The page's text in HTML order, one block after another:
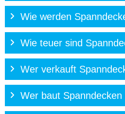
Wie werden
Wie teuer sind
Wer verkauft
Wer baut Spanndecken